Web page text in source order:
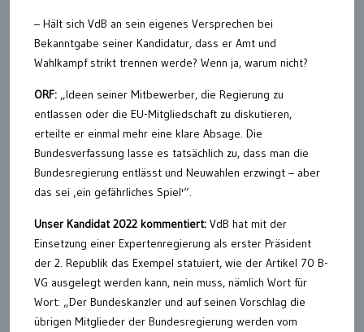
– Hält sich VdB an sein eigenes Versprechen bei
Bekanntgabe seiner Kandidatur, dass er Amt und
Wahlkampf strikt trennen werde? Wenn ja, warum nicht?
ORF: „Ideen seiner Mitbewerber, die Regierung zu
entlassen oder die EU-Mitgliedschaft zu diskutieren,
erteilte er einmal mehr eine klare Absage. Die
Bundesverfassung lasse es tatsächlich zu, dass man die
Bundesregierung entlässt und Neuwahlen erzwingt – aber
das sei ‚ein gefährliches Spiel'“.
Unser Kandidat 2022 kommentiert: VdB hat mit der
Einsetzung einer Expertenregierung als erster Präsident
der 2. Republik das Exempel statuiert, wie der Artikel 70 B-
VG ausgelegt werden kann, nein muss, nämlich Wort für
Wort: „Der Bundeskanzler und auf seinen Vorschlag die
übrigen Mitglieder der Bundesregierung werden vom